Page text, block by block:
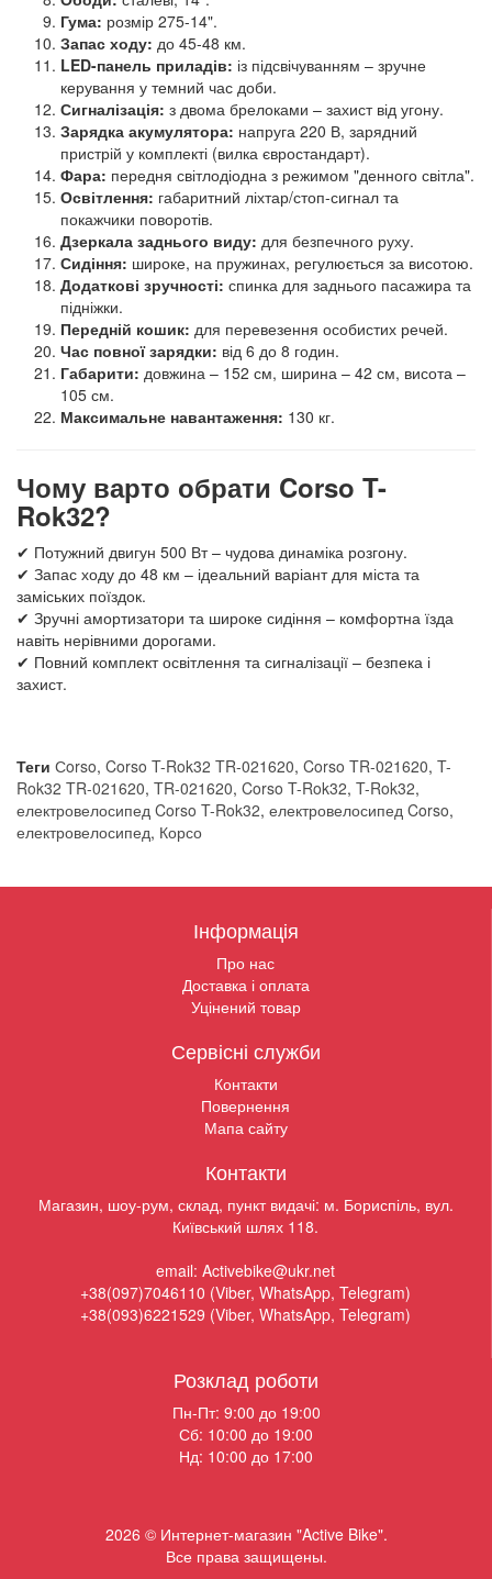
Гума: розмір 275-14".
Запас ходу: до 45-48 км.
LED-панель приладів: із підсвічуванням – зручне
керування у темний час доби.
Сигналізація: з двома брелоками – захист від угону.
Зарядка акумулятора: напруга 220 В, зарядний
пристрій у комплекті (вилка євростандарт).
Фара: передня світлодіодна з режимом "денного світла".
Освітлення: габаритний ліхтар/стоп-сигнал та
покажчики поворотів.
Дзеркала заднього виду: для безпечного руху.
Сидіння: широке, на пружинах, регулюється за висотою.
Додаткові зручності: спинка для заднього пасажира та
підніжки.
Передній кошик: для перевезення особистих речей.
Час повної зарядки: від 6 до 8 годин.
Габарити: довжина – 152 см, ширина – 42 см, висота –
105 см.
Максимальне навантаження: 130 кг.
Чому варто обрати Corso T-
Rok32?
✔ Потужний двигун 500 Вт – чудова динаміка розгону.
✔ Запас ходу до 48 км – ідеальний варіант для міста та
заміських поїздок.
✔ Зручні амортизатори та широке сидіння – комфортна їзда
навіть нерівними дорогами.
✔ Повний комплект освітлення та сигналізації – безпека і
захист.
Теги Сorso, Corso T-Rok32 TR-021620, Corso TR-021620, T-
Rok32 TR-021620, TR-021620, Corso T-Rok32, T-Rok32,
електровелосипед Corso T-Rok32, електровелосипед Corso,
електровелосипед, Корсо
Інформація
Про нас
Доставка і оплата
Уцінений товар
Сервісні служби
Контакти
Повернення
Мапа сайту
Контакти
Магазин, шоу-рум, склад, пункт видачі: м. Бориспіль, вул.
Київський шлях 118.
email: Activebike@ukr.net
+38(097)7046110 (Viber, WhatsApp, Telegram)
+38(093)6221529 (Viber, WhatsApp, Telegram)
Розклад роботи
Пн-Пт: 9:00 до 19:00
Сб: 10:00 до 19:00
Нд: 10:00 до 17:00
2026 © Интернет-магазин "Active Bike".
Все права защищены.